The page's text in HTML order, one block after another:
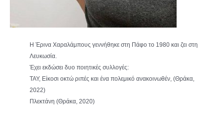
Η Έρινα Χαραλάμπους γεννήθηκε στη Πάφο το 1980 και ζει στη
Λευκωσία.
Έχει εκδώσει δυο ποιητικές συλλογές:
ΤΑΥ, Είκοσι οκτώ ριπές και ένα πολεμικό ανακοινωθέν, (Θράκα,
2022)
Πλεκτάνη (Θράκα, 2020)